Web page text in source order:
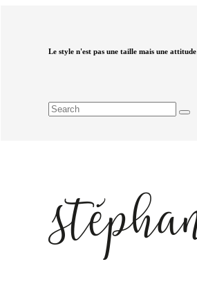
Le style n'est pas une taille mais une attitude